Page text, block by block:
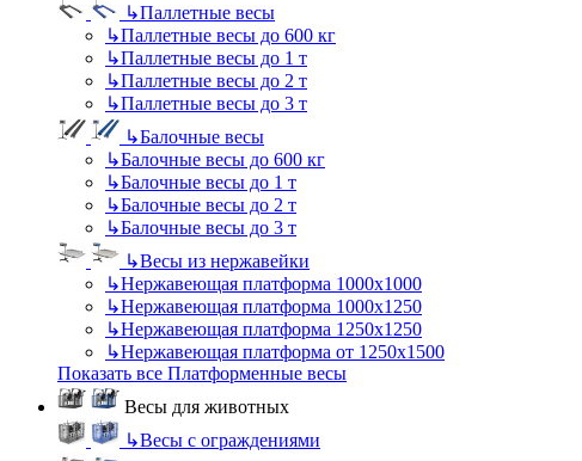
↳Паллетные весы
↳Паллетные весы до 600 кг
↳Паллетные весы до 1 т
↳Паллетные весы до 2 т
↳Паллетные весы до 3 т
↳Балочные весы
↳Балочные весы до 600 кг
↳Балочные весы до 1 т
↳Балочные весы до 2 т
↳Балочные весы до 3 т
↳Весы из нержавейки
↳Нержавеющая платформа 1000х1000
↳Нержавеющая платформа 1000х1250
↳Нержавеющая платформа 1250х1250
↳Нержавеющая платформа от 1250х1500
Показать все Платформенные весы
Весы для животных
↳Весы с ограждениями